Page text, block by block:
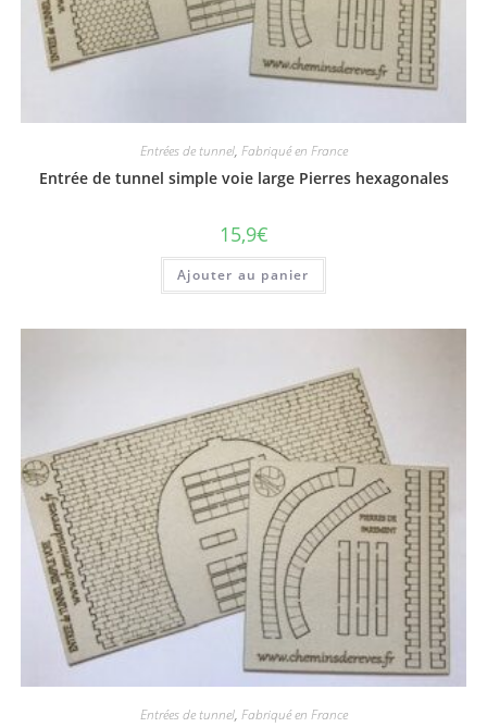
Entrées de tunnel, Fabriqué en France
Entrée de tunnel simple voie large Pierres hexagonales
15,9€
Ajouter au panier
Entrées de tunnel, Fabriqué en France